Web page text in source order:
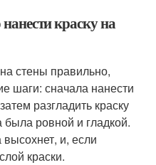
краску на
стены правильно,
шаги: сначала нанести
разгладить краску
ровной и гладкой.
и, если
краски.